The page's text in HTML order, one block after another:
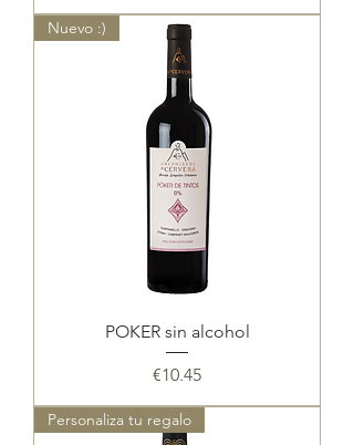
Nuevo :)
POKER sin alcohol
Price
€10.45
Personaliza tu regalo